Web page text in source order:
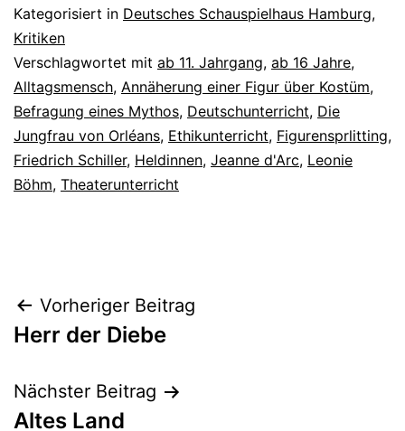
Kategorisiert in Deutsches Schauspielhaus Hamburg,
Kritiken
Verschlagwortet mit ab 11. Jahrgang, ab 16 Jahre,
Alltagsmensch, Annäherung einer Figur über Kostüm,
Befragung eines Mythos, Deutschunterricht, Die
Jungfrau von Orléans, Ethikunterricht, Figurensprlitting,
Friedrich Schiller, Heldinnen, Jeanne d'Arc, Leonie
Böhm, Theaterunterricht
Beitrags-
Navigation
Vorheriger Beitrag
Herr der Diebe
Nächster Beitrag
Altes Land